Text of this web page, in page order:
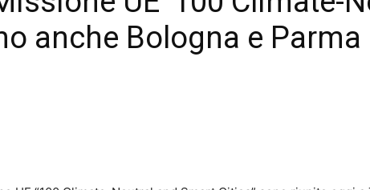
anche Bologna e Parma